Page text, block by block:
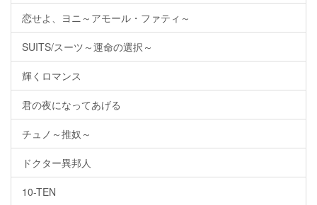
恋せよ、ヨニ～アモール・ファティ～
SUITS/スーツ～運命の選択～
輝くロマンス
君の夜になってあげる
チュノ～推奴～
ドクター異邦人
10-TEN